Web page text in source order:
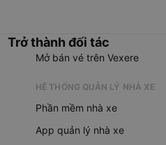
Trở thành đối tác
Mở bán vé trên Vexere
HỆ THỐNG QUẢN LÝ NHÀ XE
Phần mềm nhà xe
App quản lý nhà xe